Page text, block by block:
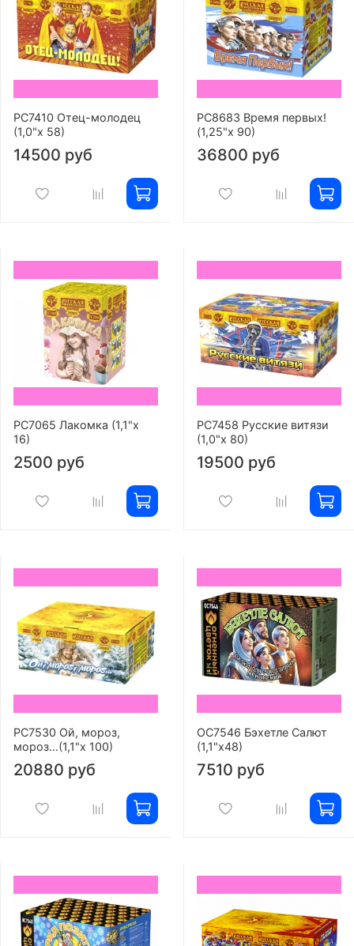
РС7410 Отец-молодец
(1,0"х 58)
14500 руб
РС8683 Время первых!
(1,25"х 90)
36800 руб
РС7065 Лакомка (1,1"х
16)
2500 руб
РС7458 Русские витязи
(1,0"х 80)
19500 руб
РС7530 Ой, мороз,
мороз...(1,1"х 100)
20880 руб
ОС7546 Бэхетле Салют
(1,1"х48)
7510 руб